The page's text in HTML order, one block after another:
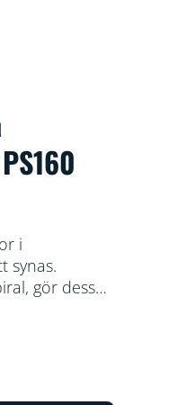
i
synas.
gör dessa
att
bland
mysigt till